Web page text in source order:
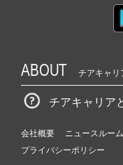
ABOUT チアキャリ
チアキャリア
会社概要 ニュースルーム
プライバシーポリシー